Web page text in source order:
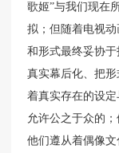
歌姬”与我们现在
拟；但随着电视
和形式最终妥协
真实幕后化、把形
着真实存在的设
允许公之于众的
他们遵从着偶像